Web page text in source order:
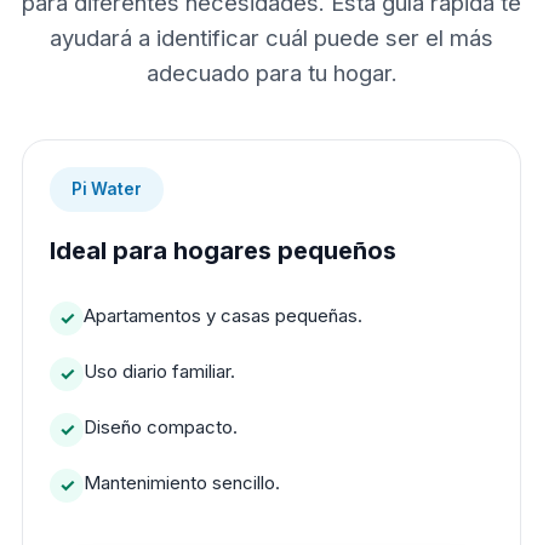
ayudará a identificar cuál puede ser el más
adecuado para tu hogar.
Pi Water
Ideal para hogares pequeños
Apartamentos y casas pequeñas.
Uso diario familiar.
Diseño compacto.
Mantenimiento sencillo.